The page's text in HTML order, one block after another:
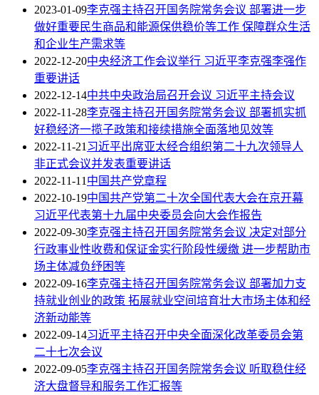
2023-01-09李克强主持召开国务院常务会议 部署进一步
做好重要民生商品和能源保供稳价等工作 保障群众生活
和企业生产需求等
2022-12-20中央经济工作会议举行 习近平李克强李强作
重要讲话
2022-12-14中共中央政治局召开会议 习近平主持会议
2022-11-28李克强主持召开国务院常务会议 部署抓实抓
好稳经济一揽子政策和接续措施全面落地见效等
2022-11-21习近平出席亚太经合组织第二十九次领导人
非正式会议并发表重要讲话
2022-11-11中国共产党章程
2022-10-19中国共产党第二十次全国代表大会在京开幕
习近平代表第十九届中央委员会向大会作报告
2022-09-30李克强主持召开国务院常务会议 决定对部分
行政事业性收费和保证金实行阶段性缓缴 进一步帮助市
场主体减负纾困等
2022-09-16李克强主持召开国务院常务会议 部署加力支
持就业创业的政策 拓展就业空间培育壮大市场主体和经
济新动能等
2022-09-14习近平主持召开中央全面深化改革委员会第
二十七次会议
2022-09-05李克强主持召开国务院常务会议 听取稳住经
济大盘督导和服务工作汇报等